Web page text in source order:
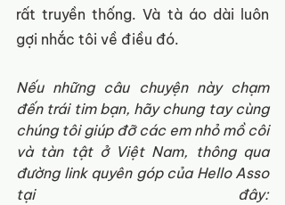
rất truyền thống. Và tà áo dài luôn
gợi nhắc tôi về điều đó.
Nếu những câu chuyện này chạm
đến trái tim bạn, hãy chung tay cùng
chúng tôi giúp đỡ các em nhỏ mồ côi
và tàn tật ở Việt Nam, thông qua
đường link quyên góp của Hello Asso
tại đây: